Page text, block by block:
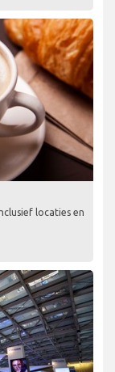
locaties en